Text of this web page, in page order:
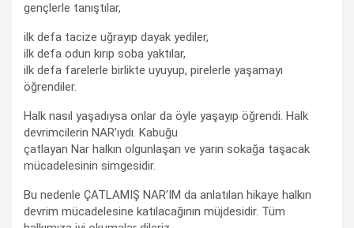
gençlerle tanıştılar,
ilk defa tacize uğrayıp dayak yediler,
ilk defa odun kırıp soba yaktılar,
ilk defa farelerle birlikte uyuyup, pirelerle yaşamayı
öğrendiler.
Halk nasıl yaşadıysa onlar da öyle yaşayıp öğrendi. Halk
devrimcilerin NAR’ıydı. Kabuğu
çatlayan Nar halkın olgunlaşan ve yarın sokağa taşacak
mücadelesinin simgesidir.
Bu nedenle ÇATLAMIŞ NAR’IM da anlatılan hikaye halkın
devrim mücadelesine katılacağının müjdesidir. Tüm